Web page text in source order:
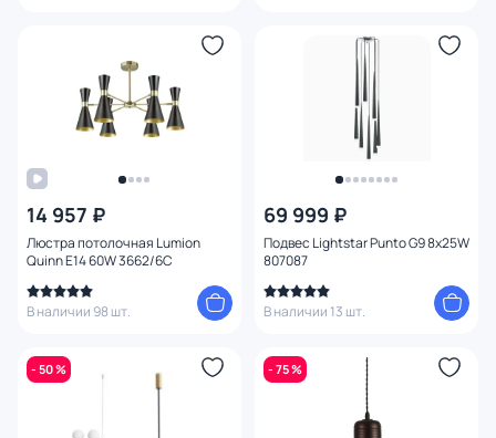
14 957 ₽
Люстра потолочная Lumion
Quinn E14 60W 3662/6C
В наличии 98 шт.
69 999 ₽
Подвес Lightstar Punto G9 8х25W
807087
В наличии 13 шт.
- 50 % - 75 %